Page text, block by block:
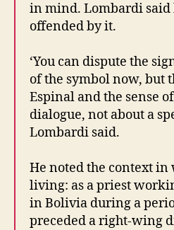
in mind. Lombardi said
offended by it.
‘You can dispute the
of the symbol now, but
Espinal and the sense
dialogue, not about a
Lombardi said.
He noted the context
living: as a priest
in Bolivia during a
preceded a right-wing